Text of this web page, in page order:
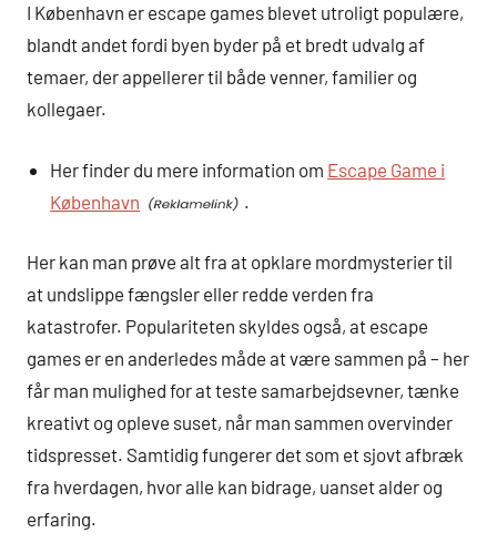
I København er escape games blevet utroligt populære,
blandt andet fordi byen byder på et bredt udvalg af
temaer, der appellerer til både venner, familier og
kollegaer.
Her finder du mere information om Escape Game i
København
.
Her kan man prøve alt fra at opklare mordmysterier til
at undslippe fængsler eller redde verden fra
katastrofer. Populariteten skyldes også, at escape
games er en anderledes måde at være sammen på – her
får man mulighed for at teste samarbejdsevner, tænke
kreativt og opleve suset, når man sammen overvinder
tidspresset. Samtidig fungerer det som et sjovt afbræk
fra hverdagen, hvor alle kan bidrage, uanset alder og
erfaring.